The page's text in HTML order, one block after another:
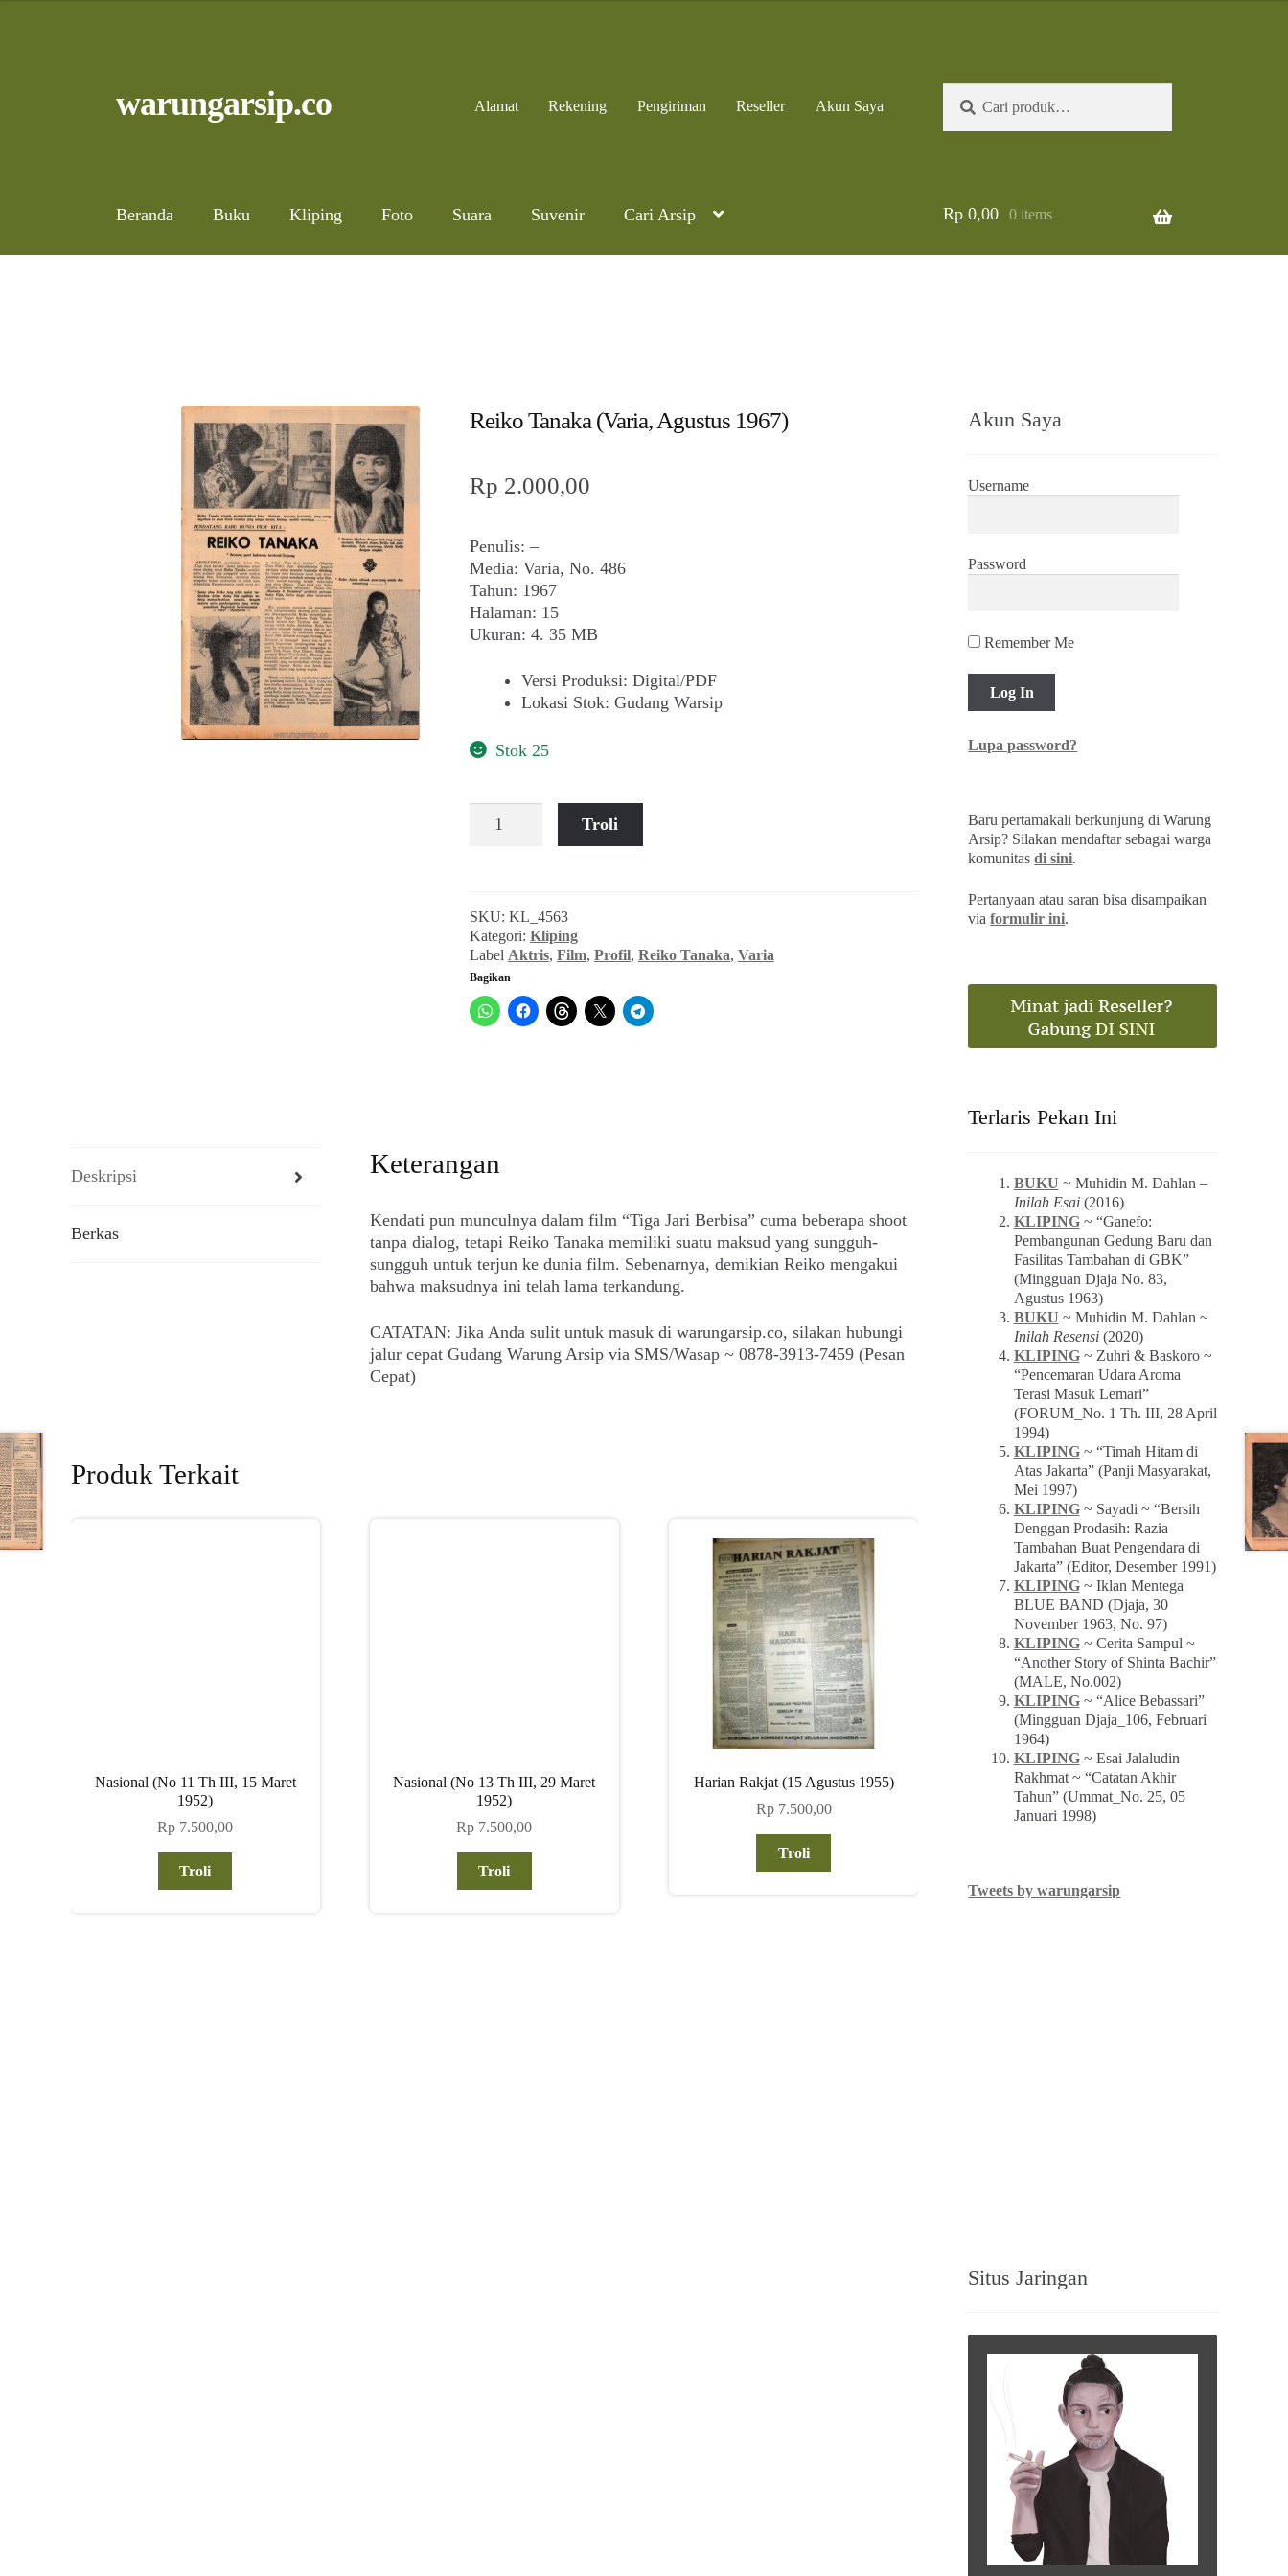
to
to
warungarsip.co Alamat Rekening Pengiriman Reseller Akun Saya
untuk:
Beranda Buku Kliping Foto Suara Suvenir Cari Arsip Rp0,00 0 items
Reiko Tanaka (Varia, Agustus 1967)
Rp 2.000,00
Penulis: –
Media: Varia, No. 486
Tahun: 1967
Halaman: 15
Ukuran: 4. 35 MB
Versi Produksi: Digital/PDF
Lokasi Stok: Gudang Warsip
Stok 25
Reiko
1967)
Troli
SKU: KL_4563
Kategori: Kliping
Label Aktris, Film, Profil, Reiko Tanaka, Varia
Bagikan
Deskripsi
Berkas
Keterangan
Kendati pun munculnya dalam film “Tiga Jari Berbisa” cuma beberapa shoot
tanpa dialog, tetapi Reiko Tanaka memiliki suatu maksud yang sungguh-
sungguh untuk terjun ke dunia film. Sebenarnya, demikian Reiko mengakui
bahwa maksudnya ini telah lama terkandung.
CATATAN: Jika Anda sulit untuk masuk di warungarsip.co, silakan hubungi
jalur cepat Gudang Warung Arsip via SMS/Wasap ~ 0878-3913-7459 (Pesan
Cepat)
Produk Terkait
Nasional (No 11 Th III, 15 Maret
1952)
Rp 7.500,00
Troli
Nasional (No 13 Th III, 29 Maret
1952)
Rp 7.500,00
Troli
Harian Rakjat (15 Agustus 1955)
Rp7.500,00
Troli
Akun Saya
Username
Password
Remember Me
Lupa password?
Baru pertamakali berkunjung di Warung
Arsip? Silakan mendaftar sebagai warga
komunitasdi sini.
Pertanyaan atau saran bisa disampaikan
viaformulir ini.
Terlaris Pekan Ini
BUKU ~ Muhidin M. Dahlan –
Inilah Esai(2016)
KLIPING~ “Ganefo:
Pembangunan Gedung Baru dan
Fasilitas Tambahan di GBK”
(Mingguan Djaja No. 83,
Agustus 1963)
BUKU ~ Muhidin M. Dahlan ~
Inilah Resensi(2020)
KLIPING~ Zuhri & Baskoro ~
“Pencemaran Udara Aroma
Terasi Masuk Lemari”
(FORUM_No. 1 Th. III, 28 April
1994)
KLIPING~ “Timah Hitam di
Atas Jakarta” (Panji Masyarakat,
Mei 1997)
KLIPING~ Sayadi ~ “Bersih
Denggan Prodasih: Razia
Tambahan Buat Pengendara di
Jakarta” (Editor, Desember 1991)
KLIPING~ Iklan Mentega
BLUE BAND (Djaja, 30
November 1963, No. 97)
KLIPING~ Cerita Sampul ~
“Another Story of Shinta Bachir”
(MALE, No.002)
KLIPING~ “Alice Bebassari”
(Mingguan Djaja_106, Februari
1964)
KLIPING~ Esai Jalaludin
Rakhmat ~ “Catatan Akhir
Tahun” (Ummat_No. 25, 05
Januari 1998)
Tweets by warungarsip
Situs Jaringan